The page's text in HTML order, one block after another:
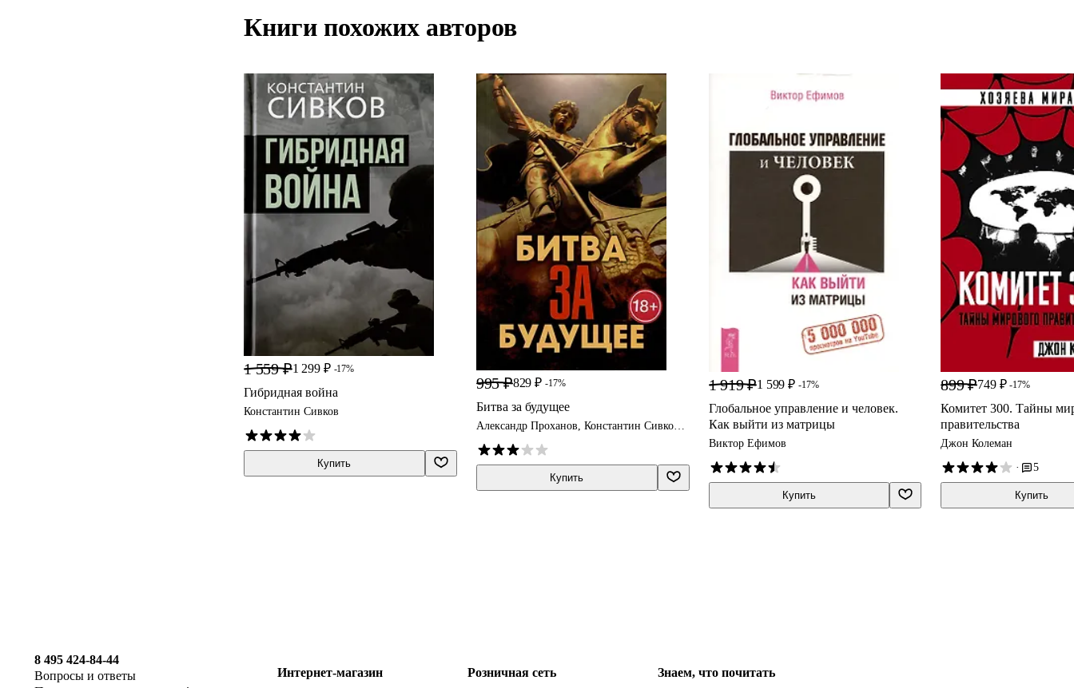
Книги похожих авторов
1 559 ₽1 299 ₽ -17%
Гибридная война
Константин Сивков
Купить
995 ₽829 ₽ -17%
Битва за будущее
Александр Проханов, Константин Сивков,
Купить
1 919 ₽1 599 ₽ -17%
Глобальное управление и человек.
Как выйти из матрицы
Виктор Ефимов
Купить
899 ₽749 ₽ -17%
Комитет 300. Тайны
правительства
Джон Колеман
·
5
Купить
8 495 424-84-44
Вопросы и ответы
Интернет-магазин Розничная сеть Знаем, что почитать